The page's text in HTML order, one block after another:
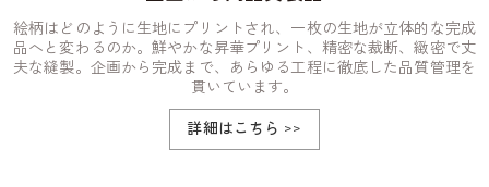
絵柄はどのように生地にプリントされ、一枚の生地が立体的な完成
品へと変わるのか。鮮やかな昇華プリント、精密な裁断、緻密で丈
夫な縫製。企画から完成まで、あらゆる工程に徹底した品質管理を
貫いています。
詳細はこちら >>